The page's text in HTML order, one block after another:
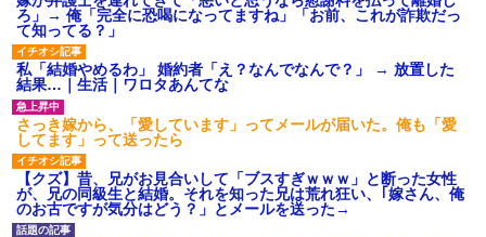
ろ」→ 俺「完全に恐喝になってますね」「お前、これが詐欺だっ
て知ってる？」
私「結婚やめるわ」 婚約者「え？なんでなんで？」 → 放置した
結果…｜生活｜ワロタあんてな
さっき嫁から、「愛しています」ってメールが届いた。俺も「愛
してます」って送ったら
【クズ】昔、兄がお見合いして「ブスすぎｗｗｗ」と断った女性
が、兄の同級生と結婚。それを知った兄は荒れ狂い、｢嫁さん、俺
のお古ですが気分はどう？」とメールを送った→